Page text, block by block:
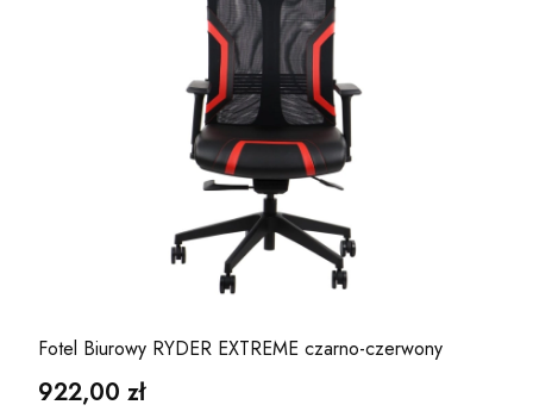
Fotel Biurowy RYDER EXTREME czarno-czerwony
Cena
922,00 zł